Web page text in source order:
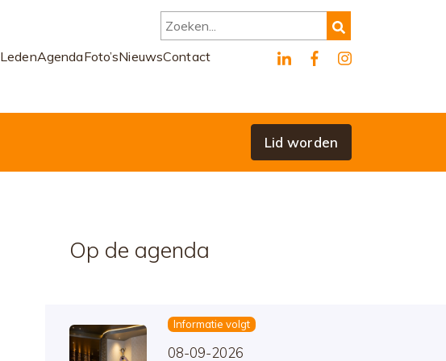
LedenAgendaFoto’sNieuwsContact
Zoeken...
Lid worden
Op de agenda
Informatie volgt
08-09-2026